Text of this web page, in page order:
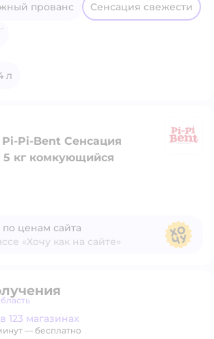
прованс Сенсация свежести
л
Pi-Bent Сенсация
5 кг комкующийся
ценам сайта
«Хочу как на сайте»
адреса доставки.
123 магазинах
— бесплатно